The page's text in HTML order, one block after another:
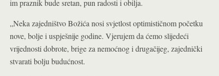
im praznik bude sretan, pun radosti i obilja.
„Neka zajedništvo Božića nosi svjetlost optimističnom početku
nove, bolje i uspješnije godine. Vjerujem da ćemo slijedeći
vrijednosti dobrote, brige za nemoćnog i drugačijeg, zajednički
stvarati bolju budućnost.